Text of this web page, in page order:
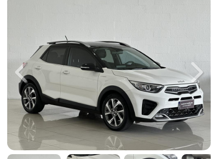
Previous Next